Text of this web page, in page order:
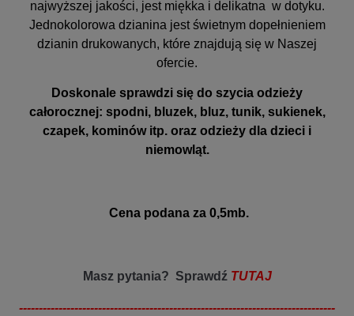
najwyższej jakości, jest miękka i delikatna w dotyku.
Jednokolorowa dzianina jest świetnym dopełnieniem
dzianin drukowanych, które znajdują się w Naszej
ofercie.
Doskonale sprawdzi się do szycia odzieży
całorocznej: spodni, bluzek, bluz, tunik, sukienek,
czapek, kominów itp. oraz odzieży dla dzieci i
niemowląt.
Cena podana za 0,5mb.
Masz pytania? Sprawdź TUTAJ
--------------------------------------------------------------------------------